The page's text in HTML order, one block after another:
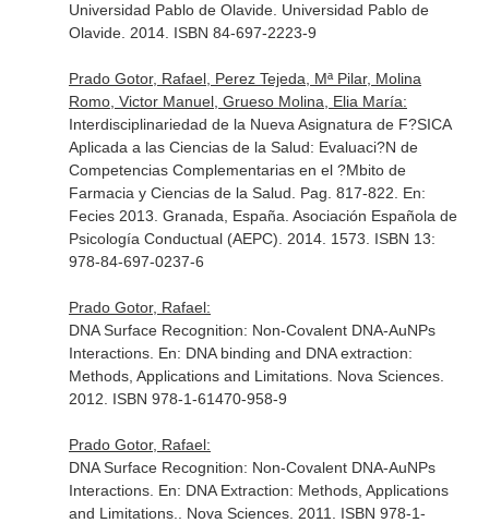
Universidad Pablo de Olavide. Universidad Pablo de
Olavide. 2014. ISBN 84-697-2223-9
Prado Gotor, Rafael, Perez Tejeda, Mª Pilar, Molina
Romo, Victor Manuel, Grueso Molina, Elia María:
Interdisciplinariedad de la Nueva Asignatura de F?SICA
Aplicada a las Ciencias de la Salud: Evaluaci?N de
Competencias Complementarias en el ?Mbito de
Farmacia y Ciencias de la Salud. Pag. 817-822. En:
Fecies 2013 . Granada, España. Asociación Española de
Psicología Conductual (AEPC). 2014. 1573. ISBN 13:
978-84-697-0237-6
Prado Gotor, Rafael:
DNA Surface Recognition: Non-Covalent DNA-AuNPs
Interactions. En: DNA binding and DNA extraction:
Methods, Applications and Limitations. Nova Sciences.
2012. ISBN 978-1-61470-958-9
Prado Gotor, Rafael:
DNA Surface Recognition: Non-Covalent DNA-AuNPs
Interactions. En: DNA Extraction: Methods, Applications
and Limitations.
. Nova Sciences. 2011. ISBN 978-1-